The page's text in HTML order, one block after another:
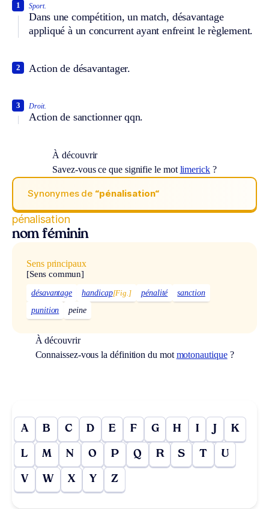
Sport.
Dans une compétition, un match, désavantage
appliqué à un concurrent ayant enfreint le règlement.
1
Action de désavantager.
2
Droit.
Action de sanctionner qqn.
3
À découvrir
Savez-vous ce que signifie le mot limerick?
Synonymes de “pénalisation“
pénalisation
nom féminin
Sens principaux
[Sens commun]
désavantage handicap[Fig.] pénalité
sanction
punition
peine
À découvrir
Connaissez-vous la définition du mot motonautique?
A B C D E F G H I J K
L M N O P Q R S T U
V W X Y Z